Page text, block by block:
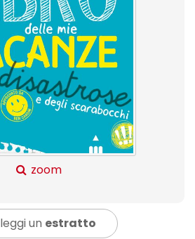
zoom
leggi un estratto